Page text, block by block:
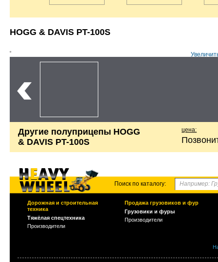
HOGG & DAVIS PT-100S
Другие полуприцепы HOGG
& DAVIS PT-100S
цена:
Поиск по каталогу:
Дорожная и строительная
техника
Тяжёлая спецтехника
Производители
Продажа грузовиков и фур
Грузовики и фуры
Производители